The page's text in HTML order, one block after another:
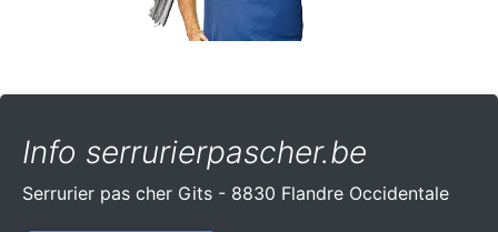
Info serrurierpascher.be
Serrurier pas cher Gits - 8830 Flandre Occidentale